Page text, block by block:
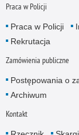
Praca w Policji
Praca w Policji
Rekrutacja
Zamówienia publiczne
Postępowania o
Archiwum
Kontakt